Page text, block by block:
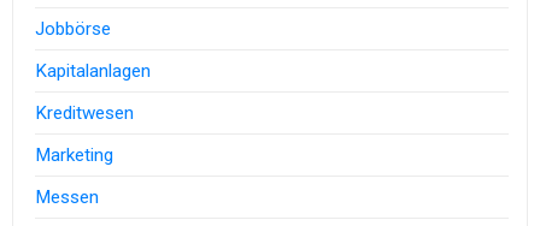
Jobbörse
Kapitalanlagen
Kreditwesen
Marketing
Messen